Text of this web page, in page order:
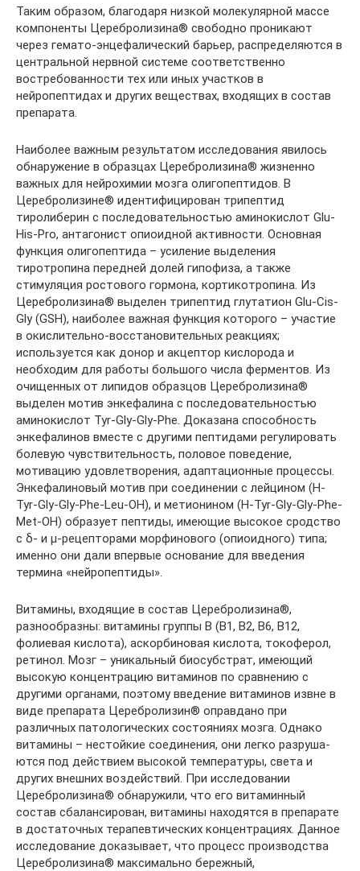
Таким образом, благодаря низкой моле­кулярной массе
компоненты Церебролизина® свободно проникают
через гемато-энцефалический барьер, распределяются в
центральной нервной системе соответ­ственно
востребованности тех или иных участков в
нейропептидах и других веще­ствах, входящих в состав
препарата.
Наиболее важным результатом исследо­вания явилось
обнаружение в образцах Церебролизина® жизненно
важных для нейрохимии мозга олигопептидов. В
Церебролизине® идентифицирован трипептид
тиролиберин с последователь­ностью аминокислот Glu-
His-Pro, антаго­нист опиоидной активности. Основная
функция олигопептида – усиление выде­ления
тиротропина передней долей гипо­физа, а также
стимуляция ростового гор­мона, кортикотропина. Из
Церебролизина® выделен трипептид глутатион Glu-Cis-
Gly (GSH), наиболее важная функция ко­торого – участие
в окислительно-восста­новительных реакциях;
используется как донор и акцептор кислорода и
необходим для работы большого числа ферментов. Из
очищенных от липидов образцов Церебролизина®
выделен мотив энкефалина с последовательностью
аминокислот Tyr-Gly-Gly-Phе. Доказана способность
энкефалинов вместе с другими пептидами регулировать
болевую чувствительность, половое поведение,
мотивацию удовле­творения, адаптационные процессы.
Энкефалиновый мотив при соединении с лейцином (H-
Tyr-Gly-Gly-Phе-Leu-OH), и метионином (H-Tyr-Gly-Gly-Phе-
Met-OH) образует пептиды, имеющие высокое сродство
с δ- и µ-рецепторами морфинового (опиоидного) типа;
именно они дали впервые основание для введения
термина «нейропептиды».
Витамины, входящие в состав Цереб­ролизина®,
разнообразны: витамины группы В (В1, В2, В6, В12,
фолиевая кисло­та), аскорбиновая кислота, токоферол,
ретинол. Мозг – уникальный биосубст­рат, имеющий
высокую концентрацию витаминов по сравнению с
другими орга­нами, поэтому введение витаминов извне в
виде препарата Церебролизин® оправ­дано при
различных патологических со­стояниях мозга. Однако
витамины – не­стойкие соединения, они легко разруша­
ются под действием высокой температу­ры, света и
других внешних воздействий. При исследовании
Церебролизина® об­наружили, что его витаминный
состав сбалансирован, витамины находятся в препарате
в достаточных терапевтичес­ких концентрациях. Данное
исследова­ние доказывает, что процесс производст­ва
Церебролизина® максимально береж­ный,